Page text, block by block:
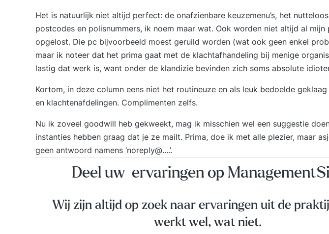
Het is natuurlijk niet altijd perfect: de onafzienbare keuzemenu’s, het
postcodes en polisnummers, ik noem maar wat. Ook worden niet altijd al mijn
opgelost. Die pc bijvoorbeeld moest geruild worden (wat ook geen enkel
maar ik noteer dat het prima gaat met de klachtafhandeling bij menige
lastig dat werk is, want onder de klandizie bevinden zich soms absolute
Kortom, in deze column eens niet het routineuze en als leuk bedoelde
en klachtenafdelingen. Complimenten zelfs.
Nu ik zoveel goodwill heb gekweekt, mag ik misschien wel een suggestie
instanties hebben graag dat je ze mailt. Prima, doe ik met alle plezier, maar
geen antwoord namens ‘noreply@....’.
Deel uw ervaringen op
Wij zijn altijd op zoek naar ervaringen uit de
werkt wel, wat niet.